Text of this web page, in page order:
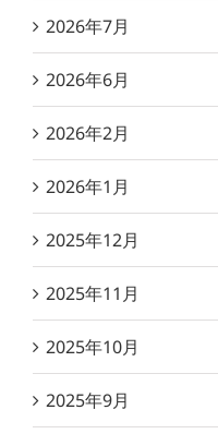
2026年7月
2026年6月
2026年2月
2026年1月
2025年12月
2025年11月
2025年10月
2025年9月